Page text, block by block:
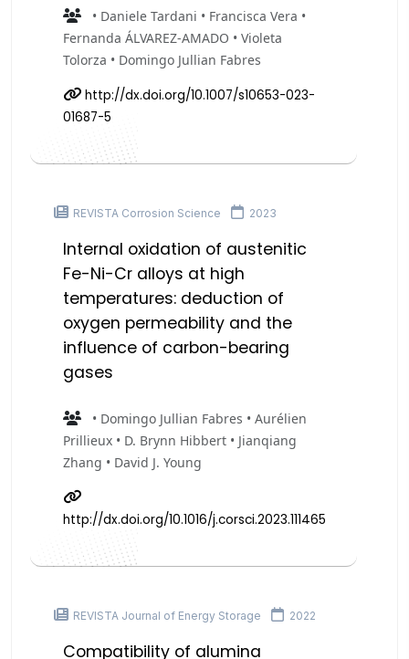
• Daniele Tardani • Francisca Vera •
Fernanda ÁLVAREZ-AMADO • Violeta
Tolorza • Domingo Jullian Fabres
http://dx.doi.org/10.1007/s10653-023-
01687-5
REVISTA Corrosion Science 2023
Internal oxidation of austenitic
Fe-Ni-Cr alloys at high
temperatures: deduction of
oxygen permeability and the
influence of carbon-bearing
gases
• Domingo Jullian Fabres • Aurélien
Prillieux • D. Brynn Hibbert • Jianqiang
Zhang • David J. Young
http://dx.doi.org/10.1016/j.corsci.2023.111465
REVISTA Journal of Energy Storage 2022
Compatibility of alumina